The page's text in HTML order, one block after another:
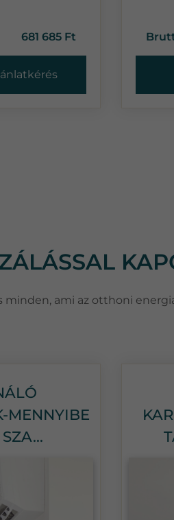
681 685 Ft
ami az otthoni
MENNYIBE